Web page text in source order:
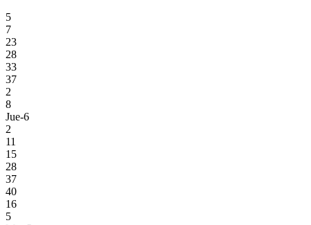
5
7
23
28
33
37
2
8
Jue-6
2
11
15
28
37
40
16
5